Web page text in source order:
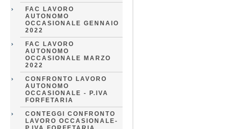
FAC LAVORO
AUTONOMO
OCCASIONALE GENNAIO
2022
FAC LAVORO
AUTONOMO
OCCASIONALE MARZO
2022
CONFRONTO LAVORO
AUTONOMO
OCCASIONALE - P.IVA
FORFETARIA
CONTEGGI CONFRONTO
LAVORO OCCASIONALE-